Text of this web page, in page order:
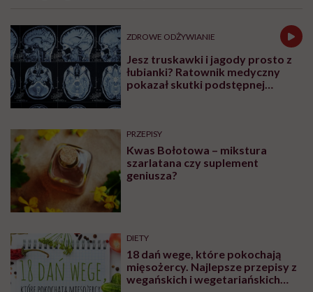
Leczenie otyłości, dieta w
bariatrii i analogi GLP-1. Dr
Maria Brzegowy w Hello
Zdrowie Podcasty